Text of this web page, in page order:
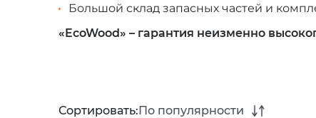
Большой склад запасных частей и
«EcoWood» – гарантия неизменно
Сортировать:По популярности